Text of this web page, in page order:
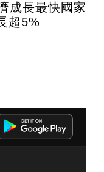
成長最快國家
超5%